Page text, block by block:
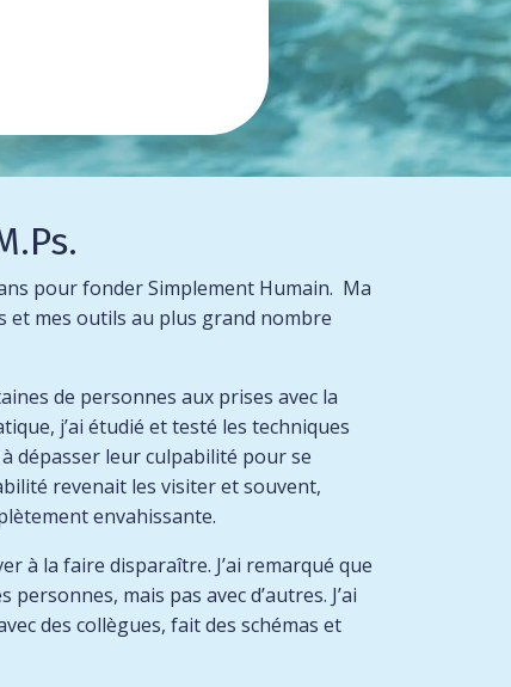
pour fonder Simplement Humain. Ma
et mes outils au plus grand nombre
de personnes aux prises avec la
j’ai étudié et testé les techniques
dépasser leur culpabilité pour se
revenait les visiter et souvent,
envahissante.
à la faire disparaître. J’ai remarqué que
mais pas avec d’autres. J’ai
des collègues, fait des schémas et